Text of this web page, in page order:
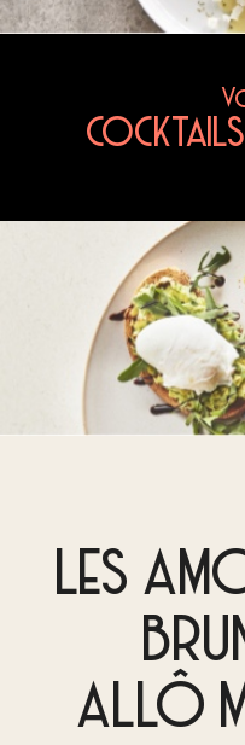
LES
ALLÔ